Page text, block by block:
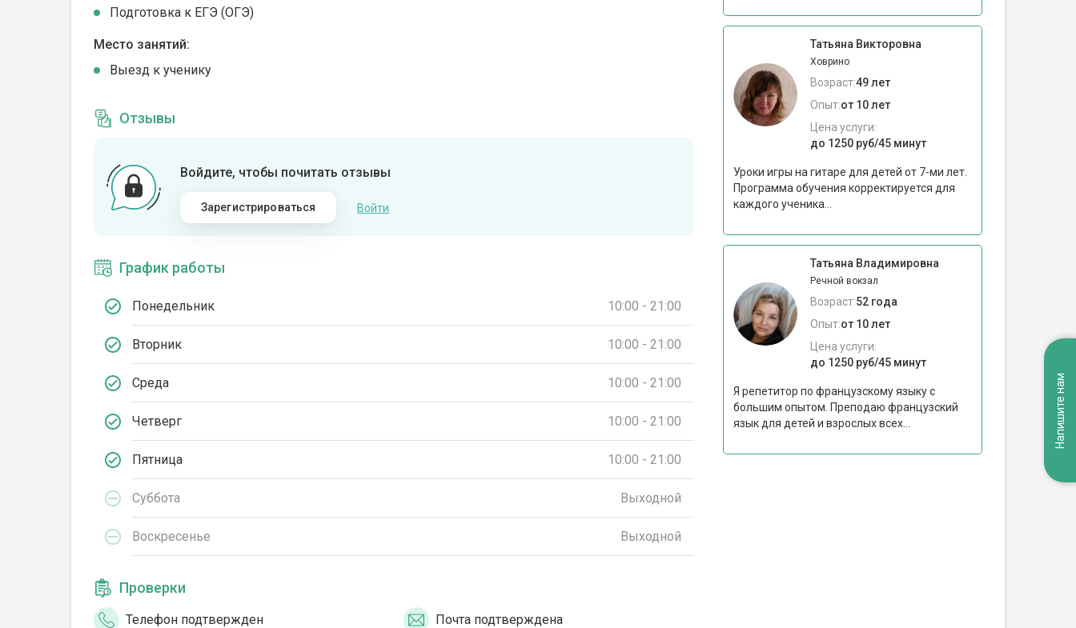
Подготовка к ЕГЭ (ОГЭ)
Место занятий:
Выезд к ученику
Отзывы
Войдите, чтобы почитать отзывы
Зарегистрироваться Войти
График работы
Понедельник 10:00 - 21:00
Вторник 10:00 - 21:00
Среда 10:00 - 21:00
Четверг 10:00 - 21:00
Пятница 10:00 - 21:00
Суббота Выходной
Воскресенье Выходной
Проверки
Телефон подтвержден Почта подтверждена
Татьяна Викторовна
Ховрино
Возраст:49 лет
Опыт:от 10 лет
Цена услуги:
до 1250 руб/45 минут
Уроки игры на гитаре для детей от 7-ми лет.
Программа обучения корректируется для
каждого ученика...
Татьяна Владимировна
Речной вокзал
Возраст:52 года
Опыт:от 10 лет
Цена услуги:
до 1250 руб/45 минут
Я репетитор по французскому языку с
большим опытом. Преподаю французский
язык для детей и взрослых всех...
Напишите нам